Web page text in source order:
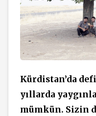
Kürdistan’da
yıllarda
mümkün. Sizin